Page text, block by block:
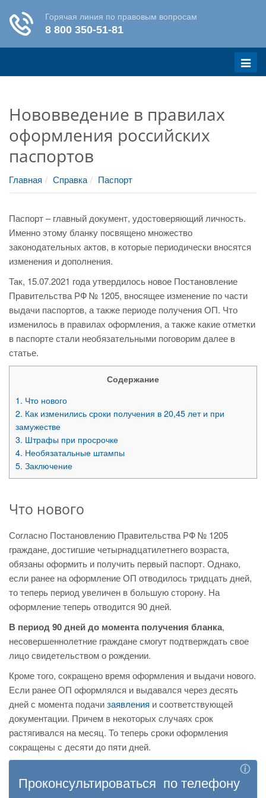
Меню
Нововведение в правилах
оформления российских
паспортов
Главная Справка Паспорт
Паспорт – главный документ, удостоверяющий личность.
Именно этому бланку посвящено множество
законодательных актов, в которые периодически вносятся
изменения и дополнения.
Так, 15.07.2021 года утвердилось новое Постановление
Правительства РФ № 1205, вносящее изменение по части
выдачи паспортов, а также периоде получения ОП. Что
изменилось в правилах оформления, а также какие отметки
в паспорте стали необязательными поговорим далее в
статье.
Содержание
1. Что нового
2. Как изменились сроки получения в 20,45 лет и при
замужестве
3. Штрафы при просрочке
4. Необязатальные штампы
5. Заключение
Что нового
Согласно Постановлению Правительства РФ № 1205
граждане, достигшие четырнадцатилетнего возраста,
обязаны оформить и получить первый паспорт. Однако,
если ранее на оформление ОП отводилось тридцать дней,
то теперь период увеличен в большую сторону. На
оформление теперь отводится 90 дней.
В период 90 дней до момента получения бланка,
несовершеннолетние граждане смогут подтверждать свое
лицо свидетельством о рождении.
Кроме того, сокращено время оформления и выдачи нового.
Если ранее ОП оформлялся и выдавался через десять
дней с момента подачизаявления и соответствующей
документации. Причем в некоторых случаях срок
растягивался на месяц. То теперь сроки оформления
сокращены с десяти до пяти дней.